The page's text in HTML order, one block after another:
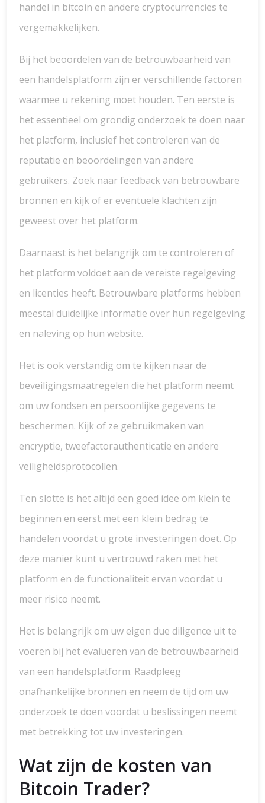
handel in bitcoin en andere cryptocurrencies te
vergemakkelijken.
Bij het beoordelen van de betrouwbaarheid van
een handelsplatform zijn er verschillende factoren
waarmee u rekening moet houden. Ten eerste is
het essentieel om grondig onderzoek te doen naar
het platform, inclusief het controleren van de
reputatie en beoordelingen van andere
gebruikers. Zoek naar feedback van betrouwbare
bronnen en kijk of er eventuele klachten zijn
geweest over het platform.
Daarnaast is het belangrijk om te controleren of
het platform voldoet aan de vereiste regelgeving
en licenties heeft. Betrouwbare platforms hebben
meestal duidelijke informatie over hun regelgeving
en naleving op hun website.
Het is ook verstandig om te kijken naar de
beveiligingsmaatregelen die het platform neemt
om uw fondsen en persoonlijke gegevens te
beschermen. Kijk of ze gebruikmaken van
encryptie, tweefactorauthenticatie en andere
veiligheidsprotocollen.
Ten slotte is het altijd een goed idee om klein te
beginnen en eerst met een klein bedrag te
handelen voordat u grote investeringen doet. Op
deze manier kunt u vertrouwd raken met het
platform en de functionaliteit ervan voordat u
meer risico neemt.
Het is belangrijk om uw eigen due diligence uit te
voeren bij het evalueren van de betrouwbaarheid
van een handelsplatform. Raadpleeg
onafhankelijke bronnen en neem de tijd om uw
onderzoek te doen voordat u beslissingen neemt
met betrekking tot uw investeringen.
Wat zijn de kosten van
Bitcoin Trader?